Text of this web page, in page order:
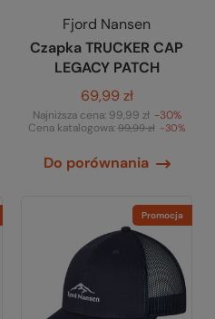
Fjord Nansen
Czapka TRUCKER CAP
LEGACY PATCH
69,99 zł
Najniższa cena: 99,99 zł -30%
Cena katalogowa:99,99 zł -30%
Do porównania
Promocja